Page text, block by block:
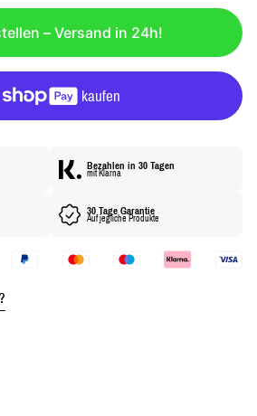
– Versand in 24h!
Bezahlen in 30 Tagen
mit Klarna
30 Tage Garantie
Auf jegliche Produkte